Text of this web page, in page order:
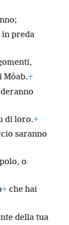
in preda
Mòab.+
di loro.+
saranno
o
+ che hai
della tua